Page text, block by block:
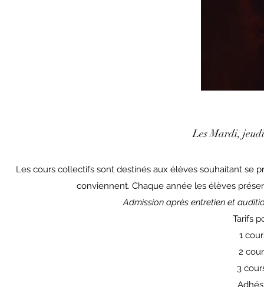
Les Mardi,
Les cours collectifs sont destinés aux élèves souhaitant se
conviennent. Chaque année les élèves
Admission après entretien et
Tarifs
1
2
3